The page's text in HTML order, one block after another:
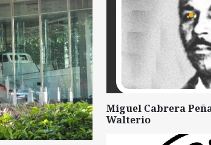
Miguel Cabrera
Walterio